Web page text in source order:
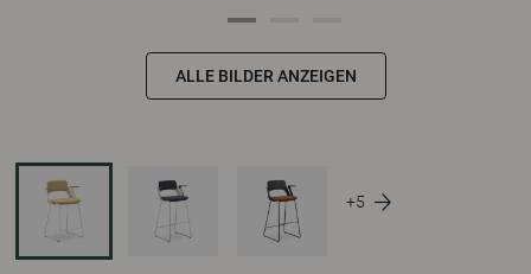
ALLE BILDER ANZEIGEN
+5